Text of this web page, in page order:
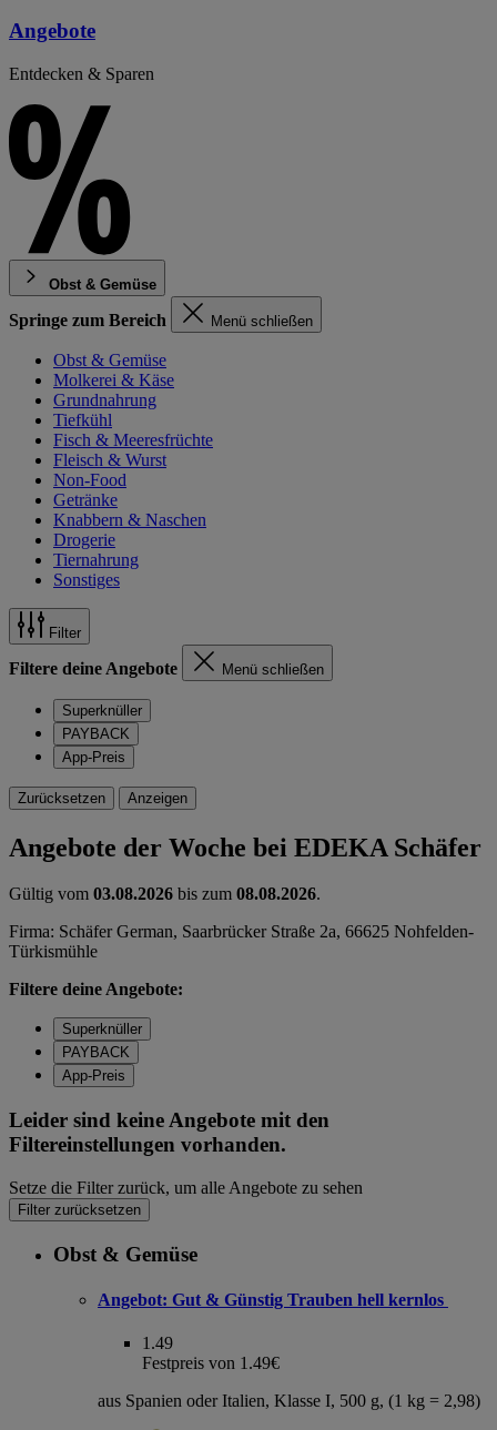
Angebote
Entdecken & Sparen
Obst & Gemüse
Springe zum Bereich Menü schließen
Obst & Gemüse
Molkerei & Käse
Grundnahrung
Tiefkühl
Fisch & Meeresfrüchte
Fleisch & Wurst
Non-Food
Getränke
Knabbern & Naschen
Drogerie
Tiernahrung
Sonstiges
Filter
Filtere deine Angebote Menü schließen
Superknüller
PAYBACK
App-Preis
Zurücksetzen Anzeigen
Angebote der Woche bei EDEKA Schäfer
Gültig vom 03.08.2026 bis zum 08.08.2026.
Firma: Schäfer German, Saarbrücker Straße 2a, 66625 Nohfelden-
Türkismühle
Filtere deine Angebote:
Superknüller
PAYBACK
App-Preis
Leider sind keine Angebote mit den
Filtereinstellungen vorhanden.
Setze die Filter zurück, um alle Angebote zu sehen
Filter zurücksetzen
Obst & Gemüse
Angebot: Gut & Günstig Trauben hell kernlos
1.49
Festpreis von 1.49€
aus Spanien oder Italien, Klasse I, 500 g, (1 kg = 2,98)